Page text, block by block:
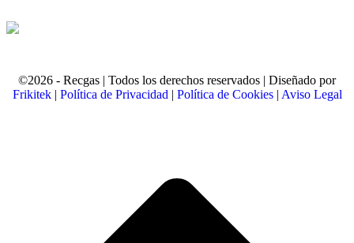
©2026 - Recgas | Todos los derechos reservados | Diseñado por
Frikitek| Política de Privacidad | Política de Cookies| Aviso Legal